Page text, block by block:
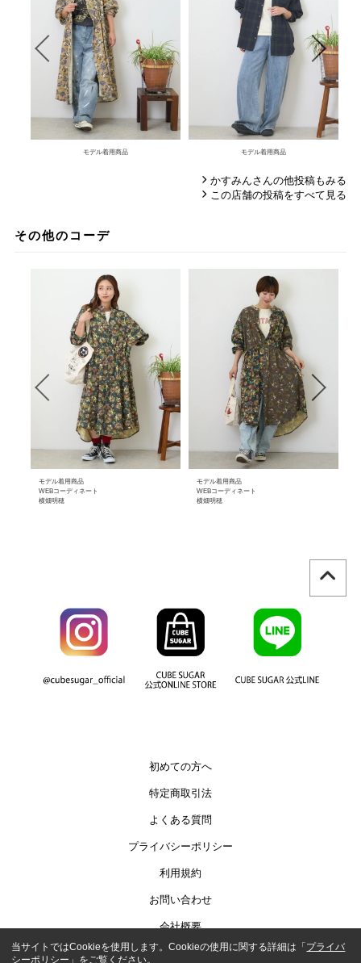
モデル着用商品 モデル着用商品
かすみんさんの他投稿もみる
この店舗の投稿をすべて見る
その他のコーデ
モデル着用商品
WEBコーディネート
横畑明穂
モデル着用商品
WEBコーディネート
横畑明穂
初めての方へ
特定商取引法
よくある質問
プライバシーポリシー
利用規約
お問い合わせ
会社概要
当サイトではCookieを使用します。Cookieの使用に関する詳細は「プライバ
シーポリシー 」をご覧ください。